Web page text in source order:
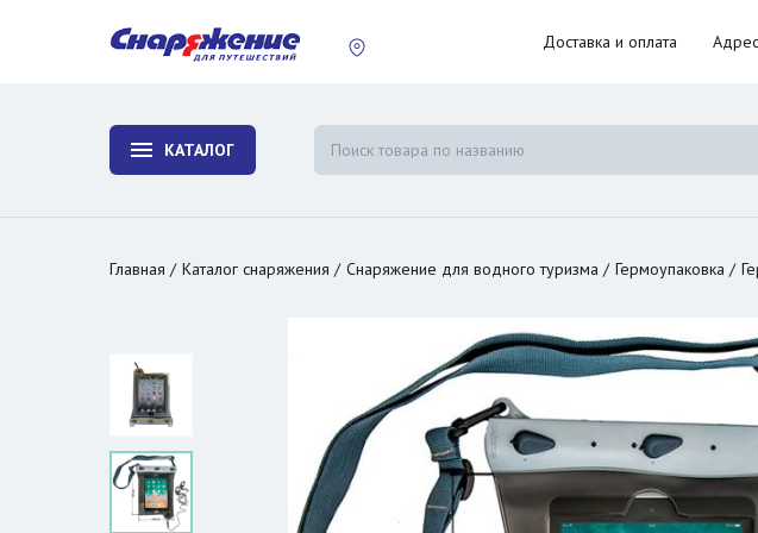
Доставка и оплата
КАТАЛОГ
Главная Каталог снаряжения Снаряжение для водного туризма Гермоупаковка